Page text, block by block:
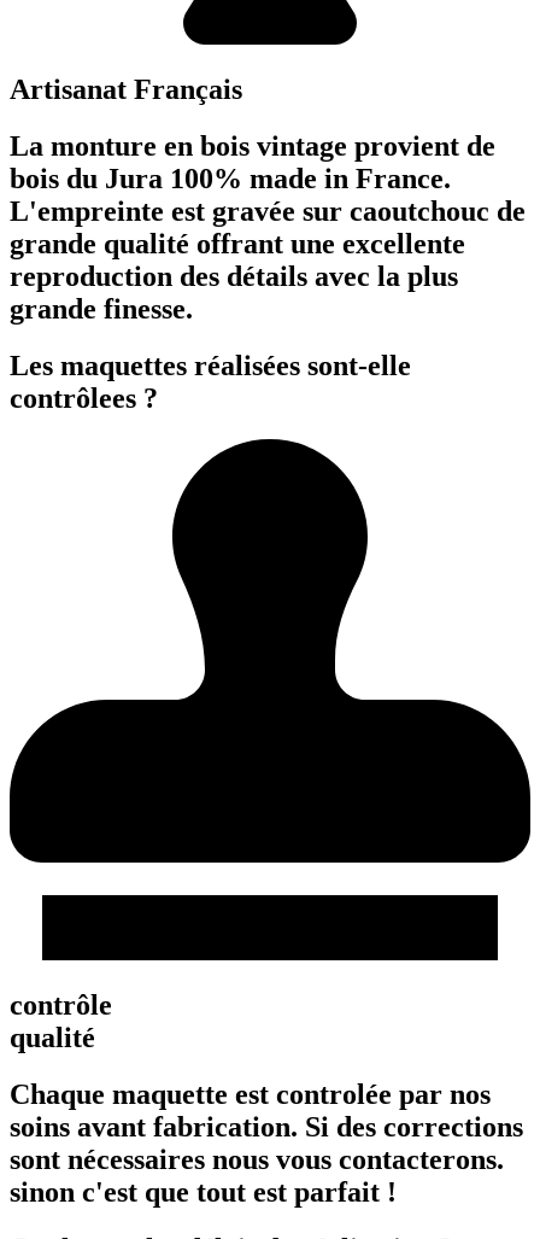
Artisanat Français
La monture en bois vintage provient de
bois du Jura 100% made in France.
L'empreinte est gravée sur caoutchouc de
grande qualité offrant une excellente
reproduction des détails avec la plus
grande finesse.
Les maquettes réalisées sont-elle
contrôlees ?
contrôle
qualité
Chaque maquette est controlée par nos
soins avant fabrication. Si des corrections
sont nécessaires nous vous contacterons.
sinon c'est que tout est parfait !